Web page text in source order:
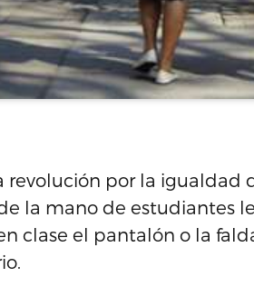
revolución por la igualdad
la mano de estudiantes
clase el pantalón o la